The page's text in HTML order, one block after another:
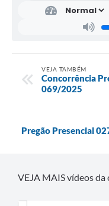
VEJA TAMBÉM
Concorrência
069/2025
Pregão Presencial
VEJA MAIS vídeos da